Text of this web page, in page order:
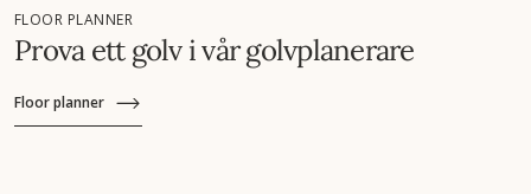
FLOOR PLANNER
Prova ett golv i vår golvplanerare
Floor planner